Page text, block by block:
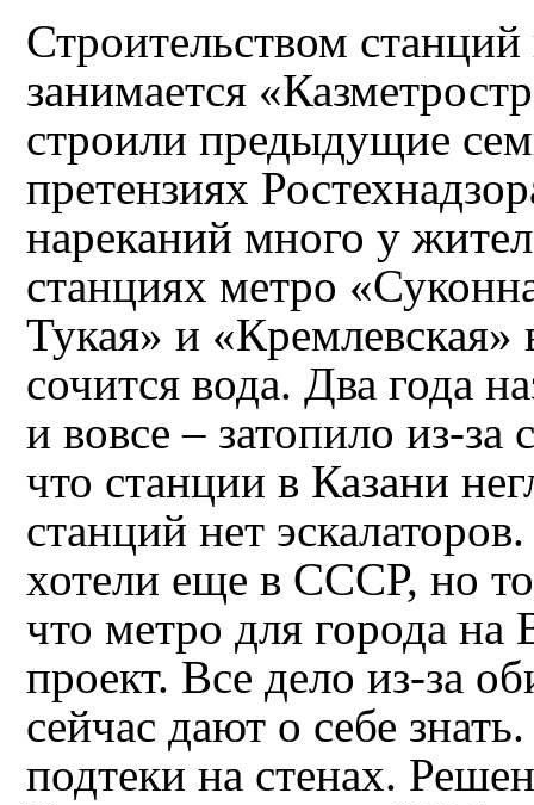
Строительством
занимается
строили предыдущие
претензиях
нареканий много у
станциях метро
Тукая» и
сочится вода. Два года
и вовсе – затопило
что станции в Казани
станций нет
хотели еще в СССР, но
что метро для города на
проект. Все дело из‑за
сейчас дают о себе
подтеки на стенах.